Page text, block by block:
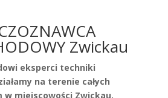
Zwickau
eksperci techniki
na terenie całych
w miejscowości Zwickau.